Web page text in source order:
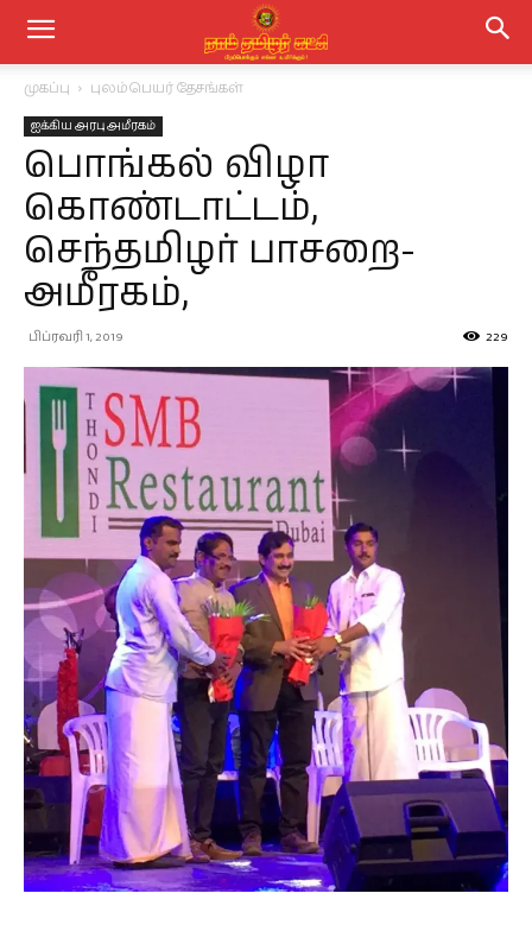
முகப்பு புலம்பெயர் தேசங்கள்
ஐக்கிய அரபு அமீரகம்
பொங்கல் விழா
கொண்டாட்டம்,
செந்தமிழர் பாசறை-
அமீரகம்,
பிப்ரவரி 1, 2019 229